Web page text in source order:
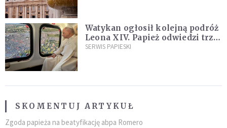
Watykan ogłosił kolejną podróż
Leona XIV. Papież odwiedzi trzy
kraje Ameryki Południowej
SERWIS PAPIESKI
SKOMENTUJ ARTYKUŁ
Zgoda papieża na beatyfikację abpa Romero